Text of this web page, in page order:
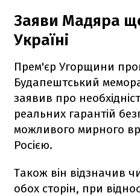
Заяви Мадяра
Україні
Прем'єр Угорщини
Будапештський
заявив про
реальних гарантій
можливого мирного
Росією.
Також він відзначив
обох сторін, при